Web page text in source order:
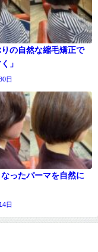
りの自然な縮毛矯正で
」
日
ったパーマを自然に
日